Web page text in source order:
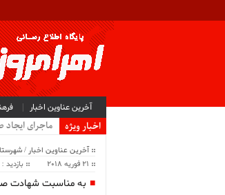
آخرین عناوین اخبار
اخبار ویژه
ماجرای
آخرین عناوین اخبار /
21 فوریه 2018
بازدید : 1189
به مناسبت شهادت